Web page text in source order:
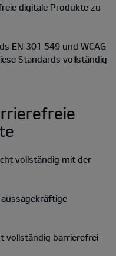
digitale Produkte zu
EN 301 549 und WCAG
Standards vollständig
vollständig mit der
vollständig barrierefrei